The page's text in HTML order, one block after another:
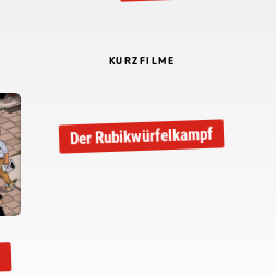
KURZFILME
Der Rubikwürfelkampf